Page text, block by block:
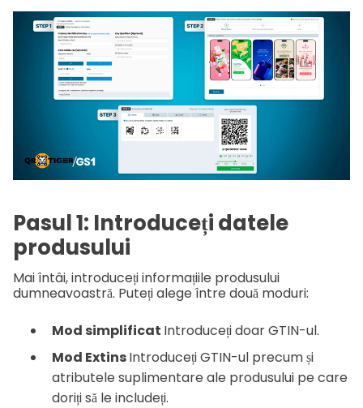
Pasul 1: Introduceți datele
produsului
Mai întâi, introduceți informațiile produsului
dumneavoastră. Puteți alege între două moduri:
Mod simplificat Introduceți doar GTIN-ul.
Mod ExtinsIntroduceți GTIN-ul precum și
atributele suplimentare ale produsului pe care
doriți să le includeți.